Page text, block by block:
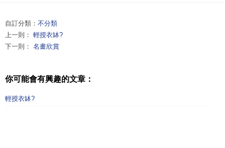
自訂分類： 不分類
上一則： 輕授衣缽?
下一則： 名畫欣賞
你可能會有興趣的文章：
輕授衣缽?